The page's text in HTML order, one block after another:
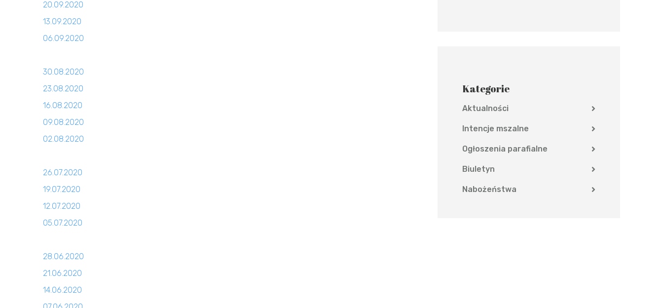
20.09.2020
13.09.2020
06.09.2020
30.08.2020
23.08.2020
16.08.2020
09.08.2020
02.08.2020
26.07.2020
19.07.2020
12.07.2020
05.07.2020
28.06.2020
21.06.2020
14.06.2020
Kategorie
Aktualności
Intencje mszalne
Ogłoszenia parafialne
Biuletyn
Nabożeństwa